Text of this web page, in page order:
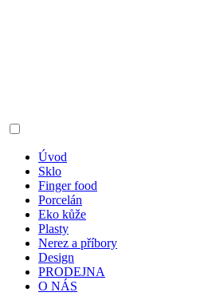
Úvod
Sklo
Finger food
Porcelán
Eko kůže
Plasty
Nerez a příbory
Design
PRODEJNA
O NÁS